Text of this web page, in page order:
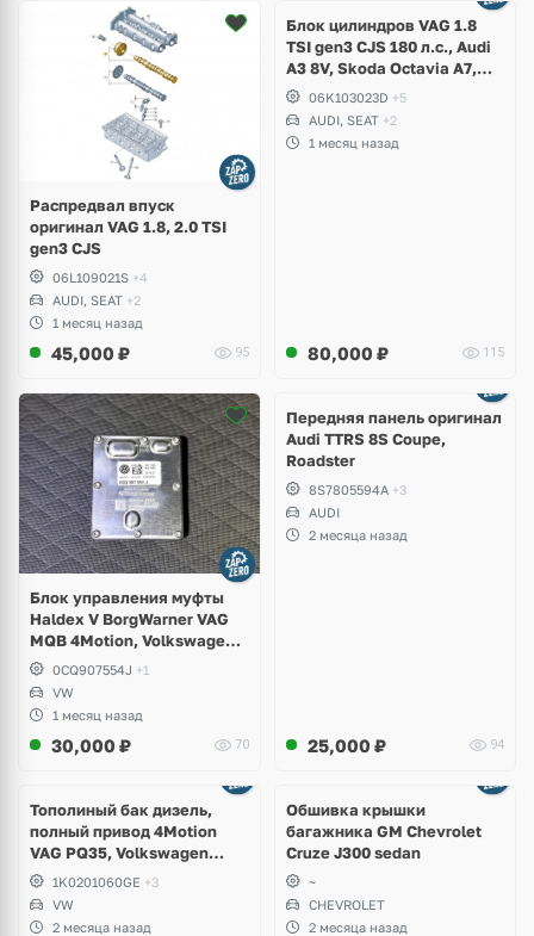
Распредвал впуск
оригинал VAG 1.8, 2.0 TSI
gen3 CJS
06L109021S +4
AUDI, SEAT +2
1 месяц назад
45,000 ₽ 95
2 фото
Блок цилиндров VAG 1.8
TSI gen3 CJS 180 л.с., Audi
A3 8V, Skoda Octavia A7,
Superb, Volkswagen Passat
B8, Golf VII Alltrack, Seat
Leon
06K103023D +5
AUDI, SEAT +2
1 месяц назад
80,000 ₽ 115
Блок управления муфты
Haldex V BorgWarner VAG
MQB 4Motion, Volkswagen
Tiguan
0CQ907554J +1
VW
1 месяц назад
30,000 ₽ 70
2 фото
Передняя панель оригинал
Audi TTRS 8S Coupe,
Roadster
8S7805594A +3
AUDI
2 месяца назад
25,000 ₽ 94
Тополиный бак дизель,
полный привод 4Motion
VAG PQ35, Volkswagen
Scirocco, Golf V, VI, Skoda
Yeti, Octavia A5, Superb,
Audi A3, Seat Altea
1K0201060GE +3
VW
2 месяца назад
Обшивка крышки
багажника GM Chevrolet
Cruze J300 sedan
~
CHEVROLET
2 месяца назад